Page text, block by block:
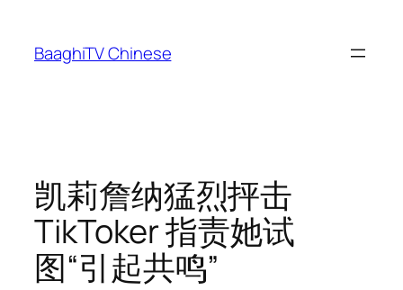
content
BaaghiTV Chinese
凯莉詹纳猛烈抨击
TikToker 指责她试
图“引起共鸣”